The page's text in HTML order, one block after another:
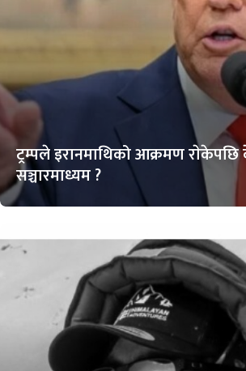
ट्रम्पले इरानमाथिको आक्रमण
सञ्चारमाध्यम ?